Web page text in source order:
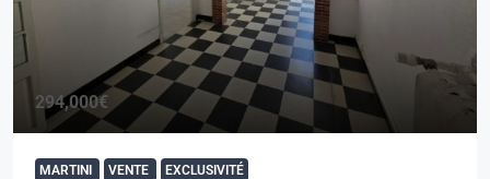
294,000€
MARTINI VENTE EXCLUSIVITÉ